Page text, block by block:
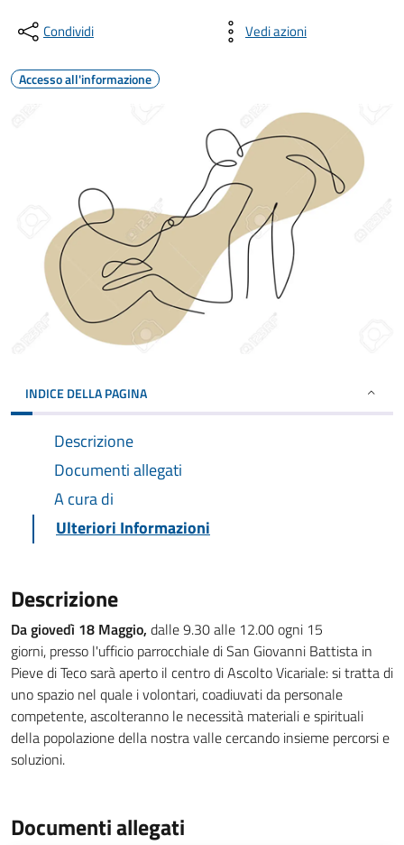
Condividi Vedi azioni
Accesso all'informazione
INDICE DELLA PAGINA
Descrizione
Documenti allegati
A cura di
Ulteriori Informazioni
Descrizione
Da giovedì 18 Maggio, dalle 9.30 alle 12.00 ogni 15
giorni, presso l'ufficio parrocchiale di San Giovanni Battista in
Pieve di Teco sarà aperto il centro di Ascolto Vicariale: si tratta di
uno spazio nel quale i volontari, coadiuvati da personale
competente, ascolteranno le necessità materiali e spirituali
della popolazione della nostra valle cercando insieme percorsi e
soluzioni.
Documenti allegati